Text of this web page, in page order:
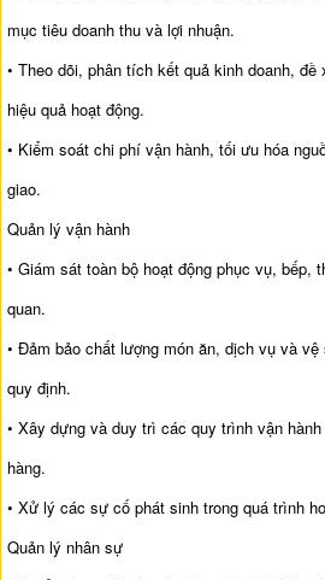
mục tiêu doanh thu và lợi nhuận.
• Theo dõi, phân tích kết quả kinh doanh,
hiệu quả hoạt động.
• Kiểm soát chi phí vận hành, tối ưu hóa
giao.
Quản lý vận hành
• Giám sát toàn bộ hoạt động phục vụ, bếp,
quan.
• Đảm bảo chất lượng món ăn, dịch vụ và
quy định.
• Xây dựng và duy trì các quy trình vận
hàng.
• Xử lý các sự cố phát sinh trong quá trình
Quản lý nhân sự